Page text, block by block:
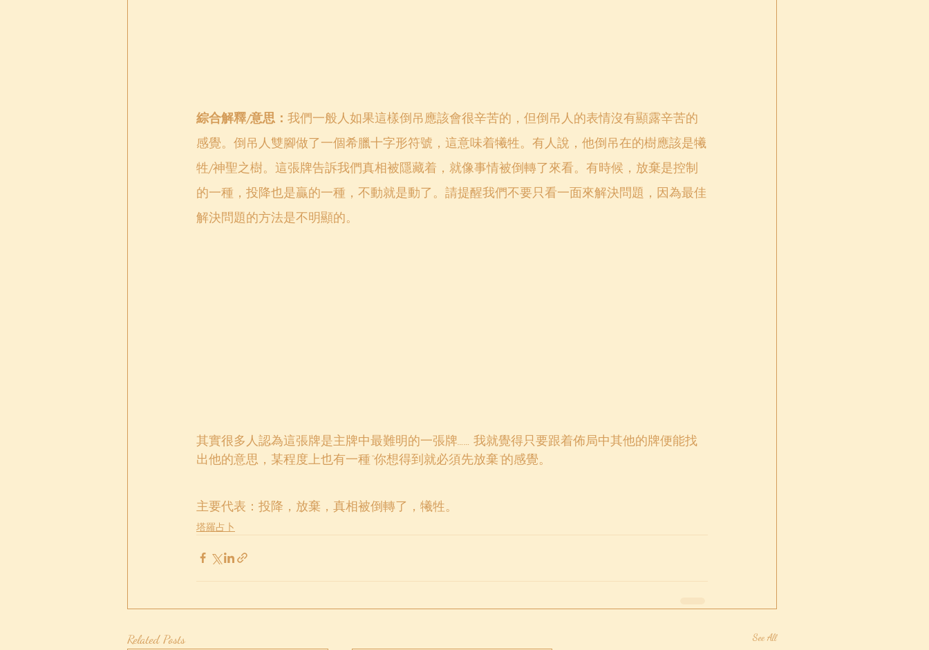
綜合解釋/意思： 我們一般人如果這樣倒吊應該會很辛苦的，但倒吊人的表情沒有顯露辛苦的
感覺。倒吊人雙腳做了一個希臘十字形符號，這意味着犧牲。有人說，他倒吊在的樹應該是犧
牲/神聖之樹。這張牌告訴我們真相被隱藏着，就像事情被倒轉了來看。有時候，放棄是控制
的一種，投降也是贏的一種，不動就是動了。請提醒我們不要只看一面來解決問題，因為最佳
解決問題的方法是不明顯的。
其實很多人認為這張牌是主牌中最難明的一張牌…… 我就覺得只要跟着佈局中其他的牌便能找
出他的意思，某程度上也有一種“你想得到就必須先放棄”的感覺。
主要代表：投降，放棄，真相被倒轉了，犧牲。
塔羅占卜
Related Posts See All